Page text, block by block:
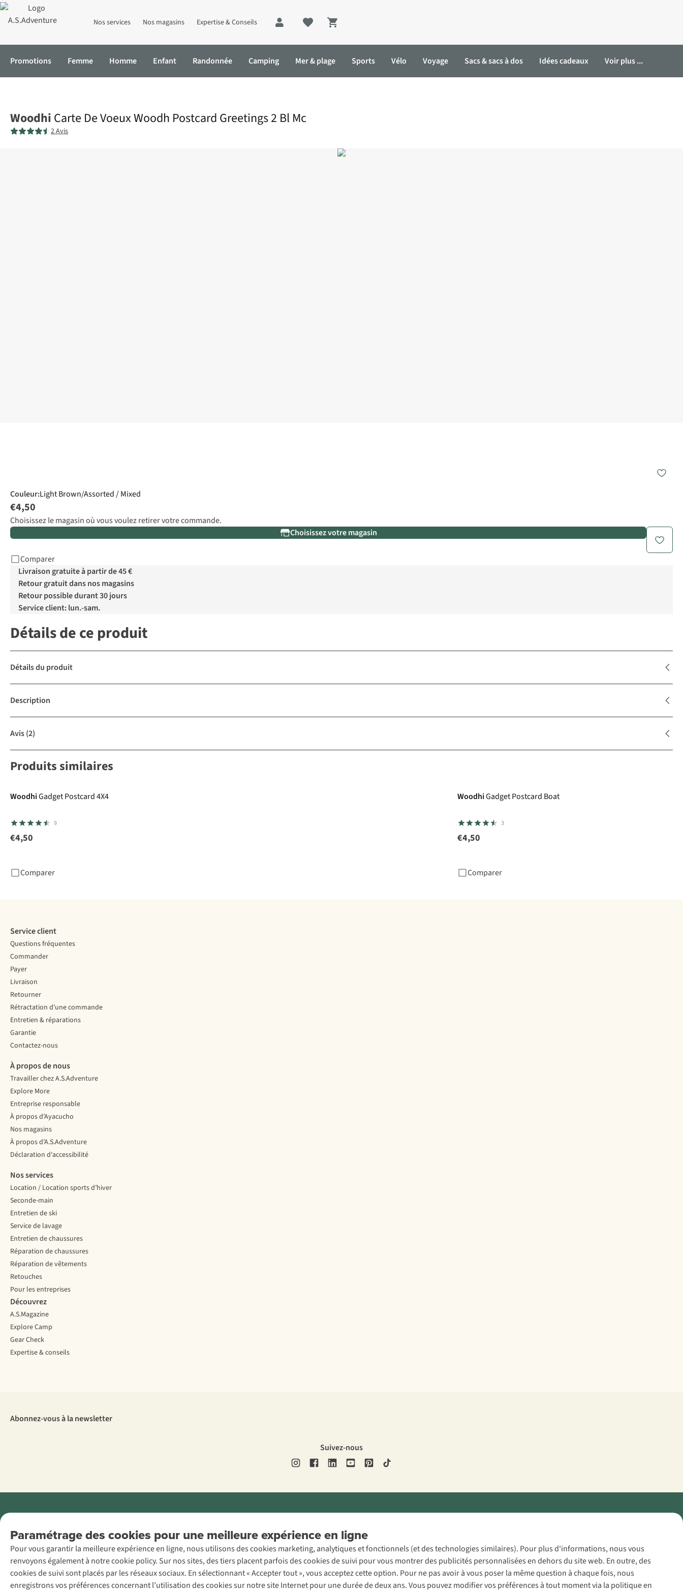
Nos services Nos magasins Expertise & Conseils
Shopping cart
Promotions Femme Homme Enfant Randonnée Camping Mer & plage Sports Vélo Voyage Sacs & sacs à dos Idées cadeaux Voir plus ...
Woodhi Carte De Voeux Woodh Postcard Greetings 2 Bl Mc
2 Avis
Couleur:Light Brown/Assorted / Mixed
€4,50
Choisissez le magasin où vous voulez retirer votre commande.
Choisissez votre magasin
Comparer
Livraison gratuite à partir de 45 €
Retour gratuit dans nos magasins
Retour possible durant 30 jours
Service client: lun.-sam.
Détails de ce produit
Détails du produit
Description
Avis(2)
Produits similaires
WoodhiGadget Postcard 4X4
9
€4,50
Comparer
WoodhiGadget Postcard Boat
3
€4,50
Comparer
Paramétrage des cookies pour une meilleure expérience en ligne
Pour vous garantir la meilleure expérience en ligne, nous utilisons des cookies marketing, analytiques et fonctionnels (et des technologies similaires). Pour plus d'informations, nous vous
renvoyons également à notre cookie policy. Sur nos sites, des tiers placent parfois des cookies de suivi pour vous montrer des publicités personnalisées en dehors du site web. En outre, des
cookies de suivi sont placés par les réseaux sociaux. En sélectionnant « Accepter tout », vous acceptez cette option. Pour ne pas avoir à vous poser la même question à chaque fois, nous
enregistrons vos préférences concernant l’utilisation des cookies sur notre site Internet pour une durée de deux ans. Vous pouvez modifier vos préférences à tout moment via la politique en
Service client
Questions fréquentes
Commander
Payer
Livraison
Retourner
Rétractation d'une commande
Entretien & réparations
Garantie
Contactez-nous
À propos de nous
Travailler chez A.S.Adventure
Explore More
Entreprise responsable
À propos d’Ayacucho
Nos magasins
À propos d’A.S.Adventure
Déclaration d'accessibilité
Nos services
Location / Location sports d’hiver
Seconde-main
Entretien de ski
Service de lavage
Entretien de chaussures
Réparation de chaussures
Réparation de vêtements
Retouches
Pour les entreprises
Découvrez
A.S.Magazine
Explore Camp
Gear Check
Expertise & conseils
Abonnez-vous à la newsletter
Suivez-nous
AS Adventure
France SAS,
Rue du Vieux
Faubourg 14, F-
59000 Lille